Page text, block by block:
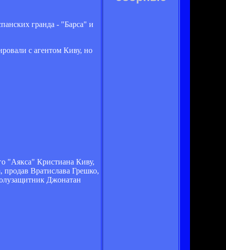
гранда - "Барса" и
с агентом Киву, но
"Аякса" Кристиана Киву,
Вратислава Грешко,
Джонатан